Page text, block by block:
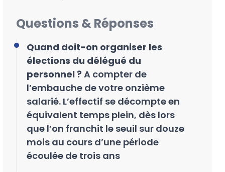
Questions & Réponses
Quand doit-on organiser les
élections du délégué du
personnel ? A compter de
l’embauche de votre onzième
salarié. L’effectif se décompte en
équivalent temps plein, dès lors
que l’on franchit le seuil sur douze
mois au cours d’une période
écoulée de trois ans